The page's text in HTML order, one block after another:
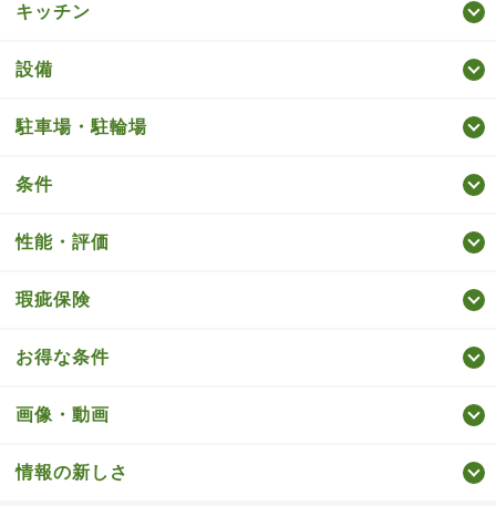
キッチン
設備
駐車場・駐輪場
条件
性能・評価
瑕疵保険
お得な条件
画像・動画
情報の新しさ